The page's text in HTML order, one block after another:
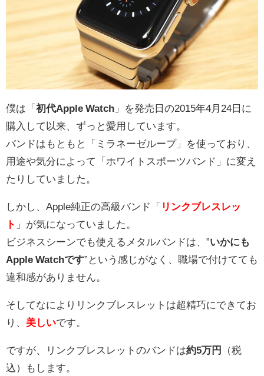
僕は「 初代Apple Watch 」を発売日の2015年4月24日に
購入して以来、ずっと愛用しています。
バンドはもともと「ミラネーゼループ」を使っており、
用途や気分によって「ホワイトスポーツバンド」に変え
たりしていました。
しかし、Apple純正の高級バンド「 リンクブレスレッ
ト 」が気になっていました。
ビジネスシーンでも使えるメタルバンドは、”いかにも
Apple Watchです”という感じがなく、職場で付けてても
違和感がありません。
そしてなによりリンクブレスレットは超精巧にできてお
り、 美しいです。
ですが、リンクブレスレットのバンドは約5万円
（税
込）もします。